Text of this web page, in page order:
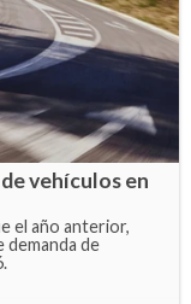
vehículos en
el año anterior,
de